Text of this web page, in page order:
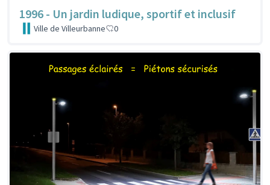
1996 - Un jardin ludique, sportif et inclusif
Ville de Villeurbanne 0